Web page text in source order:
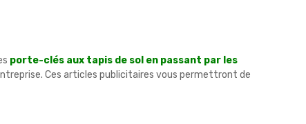
porte-clés aux tapis de sol en passant par les
Ces articles publicitaires vous permettront de